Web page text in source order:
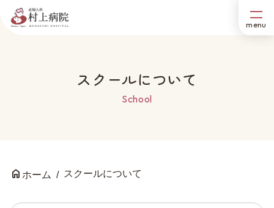
スクールについて
School
ホーム スクールについて